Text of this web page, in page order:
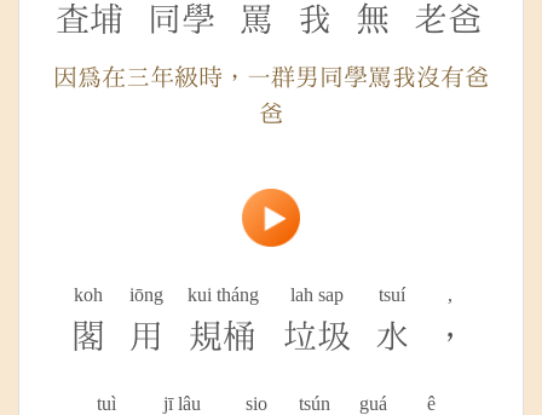
查埔 同學 罵 我 無 老爸
因為在三年級時，一群男同學罵我沒有爸
爸
koh
閣
iōng
用
kui tháng
規桶
lah sap
垃圾
tsuí
水
,
，
tuì jī lâu sio tsún guá ê